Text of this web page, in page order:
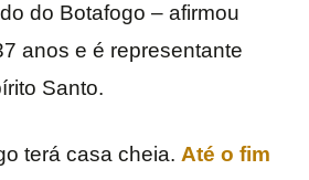
do Botafogo – afirmou
anos e é representante
Santo.
terá casa cheia. Até o fim